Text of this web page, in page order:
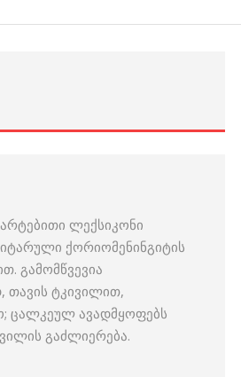
ლექსიკონი
ქორიომენინგიტის
გამომწვევია
თავის ტკივილით,
ცალკეულ ავადმყოფებს
გაძლიერება.